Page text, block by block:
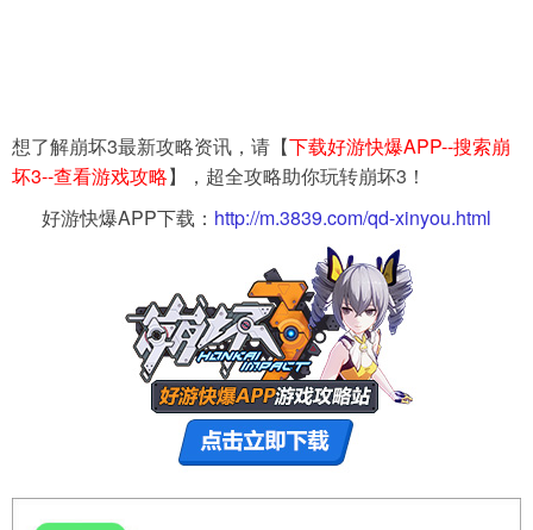
想了解崩坏3最新攻略资讯，请【下载好游快爆APP--搜索崩
坏3--查看游戏攻略】，超全攻略助你玩转崩坏3！
好游快爆APP下载： http://m.3839.com/qd-xinyou.html